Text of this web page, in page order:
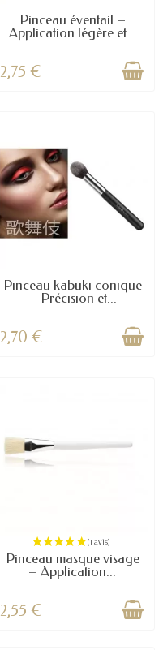
Pinceau éventail –
Application légère et...
2,75 €
Pinceau kabuki conique
– Précision et...
2,70 €
Pinceau masque visage
– Application...
2,55 €